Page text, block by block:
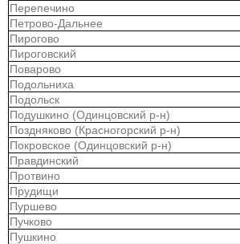
Перепечино
Петрово-Дальнее
Пирогово
Пироговский
Поварово
Подольниха
Подольск
Подушкино (Одинцовский р-н)
Поздняково (Красногорский р-н)
Покровское (Одинцовский р-н)
Правдинский
Протвино
Прудищи
Пуршево
Пучково
Пушкино